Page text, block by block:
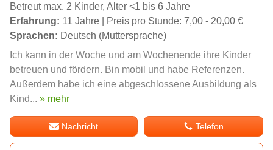
Betreut max. 2 Kinder, Alter <1 bis 6 Jahre
Erfahrung: 11 Jahre | Preis pro Stunde: 7,00 - 20,00 €
Sprachen: Deutsch (Muttersprache)
Ich kann in der Woche und am Wochenende ihre Kinder
betreuen und fördern. Bin mobil und habe Referenzen.
Außerdem habe ich eine abgeschlossene Ausbildung als
Kind... » mehr
Nachricht Telefon